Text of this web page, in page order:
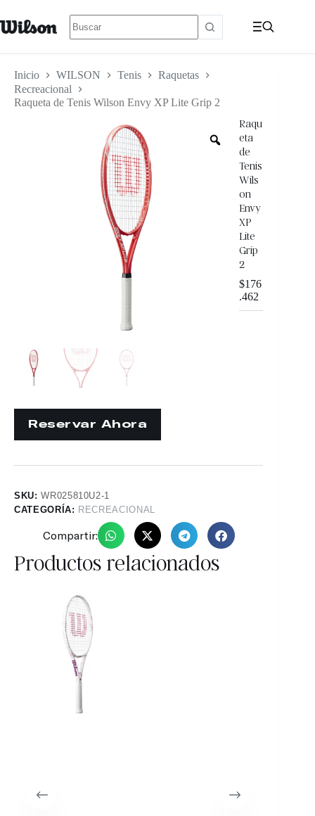
Inicio WILSON Tenis
Raquetas
Recreacional
Raqueta de Tenis Wilson Envy XP Lite Grip 2
Raqu
eta
de
Tenis
Wils
on
Envy
XP
Lite
Grip
2
$176
.462
SKU:WR025810U2-1
CATEGORÍA: RECREACIONAL
Compartir:
Productos relacionados